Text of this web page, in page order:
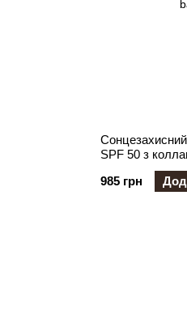
SPF 50 з
985 грн